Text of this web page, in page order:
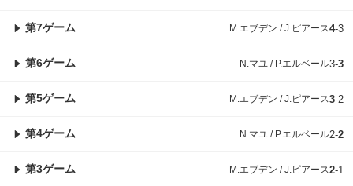
第7ゲーム M.エブデン / J.ピアース4-3
第6ゲーム N.マユ / P.エルベール3-3
第5ゲーム M.エブデン / J.ピアース3-2
第4ゲーム N.マユ / P.エルベール2-2
第3ゲーム M.エブデン / J.ピアース2-1